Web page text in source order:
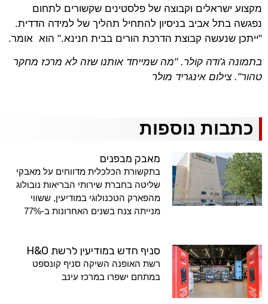
מקצוע ישראלים וקבוצה של פלסטינים שקשורים לתחום
נפגשה בתל אביב בניסיון להתחיל תהליך של למידה הדדית.
"ייתכן שנעשה קבוצת הדרכת הורים בבית חנינא." הוא אומר.
בתמונה ג'ודה קולר. "מה שמייחד אותנו שזה לא מרכז מחקר
טהור". צילום אינגריד מולר
כתבות נוספות
מאבק מבפנים
בתקשורת הכלכלית מדווחים על מאבקי
שליטה בחברת שירותי הבריאות נובולוג
מהפארק הטכנולוגי במודיעין, ששווי
מנייתה צנח בשנים האחרונות ב-77%
סניף חדש במודיעין לרשת H&O
רשת האופנה השיקה סניף קונספט
במתחם ישפרו במרכז עינב